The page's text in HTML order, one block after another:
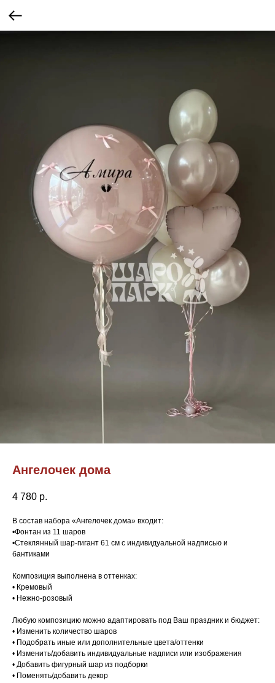
Ангелочек дома
4 780 р.
В состав набора «Ангелочек дома» входит:
•Фонтан из 11 шаров
•Стеклянный шар-гигант 61 см с индивидуальной надписью и
бантиками
Композиция выполнена в оттенках:
• Кремовый
• Нежно-розовый
Любую композицию можно адаптировать под Ваш праздник и бюджет:
• Изменить количество шаров
• Подобрать иные или дополнительные цвета/оттенки
• Изменить/добавить индивидуальные надписи или изображения
• Добавить фигурный шар из подборки
• Поменять/добавить декор